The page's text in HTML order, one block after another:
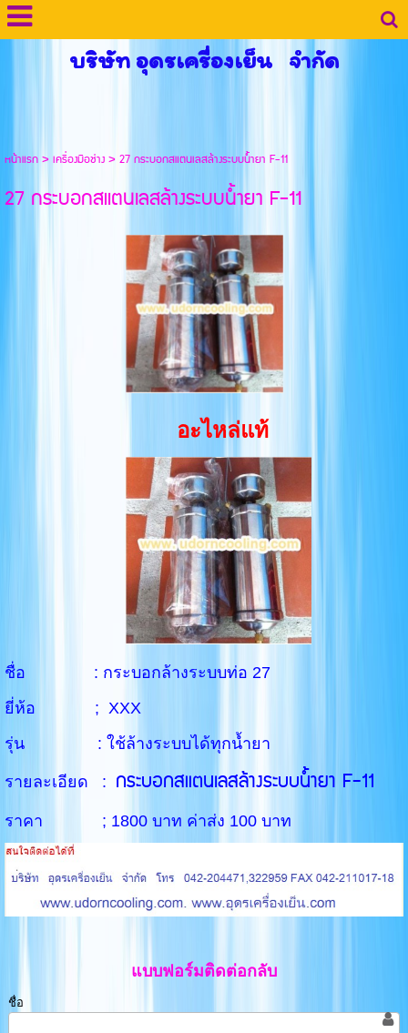
บริษัท อุดรเครื่องเย็น จำกัด
หน้าแรก>เครื่องมือช่าง>27 กระบอกสแตนเลสล้างระบบน้ำยา F-11
27 กระบอกสแตนเลสล้างระบบน้ำยา F-11
อะไหล่แท้
ชื่อ : กระบอกล้างระบบท่อ 27
ยี่ห้อ ; XXX
รุ่น : ใช้ล้างระบบได้ทุกน้ำยา
รายละเอียด : กระบอกสแตนเลสล้างระบบน้ำยา F-11
ราคา ; 1800 บาท ค่าส่ง 100 บาท
แบบฟอร์มติดต่อกลับ
ชื่อ